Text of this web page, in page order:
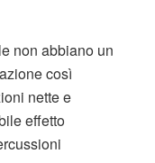
non abbiano un
così
nette e
effetto